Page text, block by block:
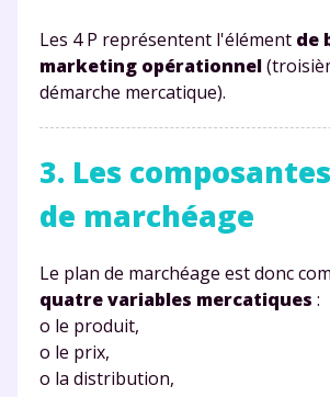
Les 4 P représentent l'élément de
marketing opérationnel
démarche mercatique).
3. Les
de marchéage
Le plan de marchéage est donc
quatre variables mercatiques :
o le produit,
o le prix,
o la distribution,